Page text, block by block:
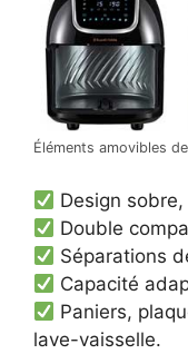
Éléments amovibles
Design
Double
Séparations
Capacité
Paniers,
lave-vaisselle.